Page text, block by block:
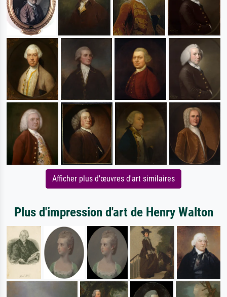
Afficher plus d'œuvres d'art similaires
Plus d'impression d'art de Henry Walton